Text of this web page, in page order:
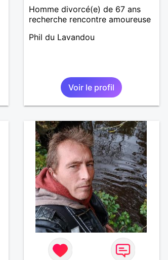
Homme divorcé(e) de 67 ans
recherche rencontre amoureuse
Phil du Lavandou
Voir le profil